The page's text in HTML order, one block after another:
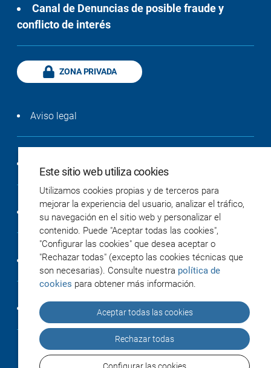
Canal de Denuncias de posible fraude y
conflicto de interés
ZONA PRIVADA
Aviso legal
Política de cookies
Accesibilidad
Créditos
Este sitio web utiliza cookies
Utilizamos cookies propias y de terceros para
mejorar la experiencia del usuario, analizar el tráfico,
su navegación en el sitio web y personalizar el
contenido. Puede "Aceptar todas las cookies",
"Configurar las cookies" que desea aceptar o
"Rechazar todas" (excepto las cookies técnicas que
son necesarias). Consulte nuestra política de
cookies para obtener más información.
Aceptar todas las cookies
Rechazar todas